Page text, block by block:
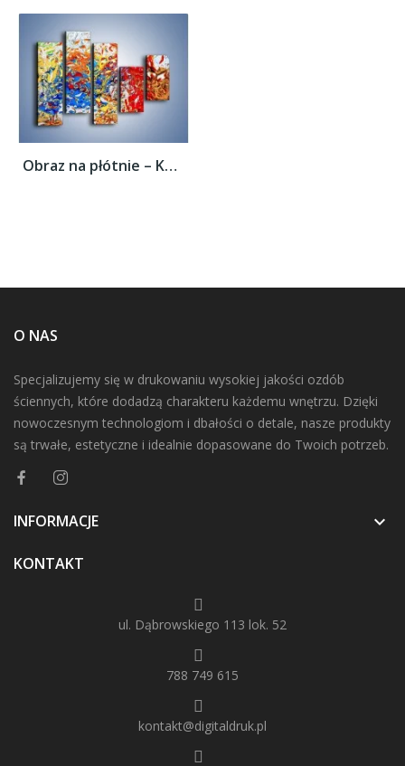
Obraz na płótnie – Każdy kolor coś znaczy...
O NAS
Specjalizujemy się w drukowaniu wysokiej jakości ozdób
ściennych, które dodadzą charakteru każdemu wnętrzu. Dzięki
nowoczesnym technologiom i dbałości o detale, nasze produkty
są trwałe, estetyczne i idealnie dopasowane do Twoich potrzeb.
INFORMACJE 
KONTAKT
ul. Dąbrowskiego 113 lok. 52
788 749 615
kontakt@digitaldruk.pl